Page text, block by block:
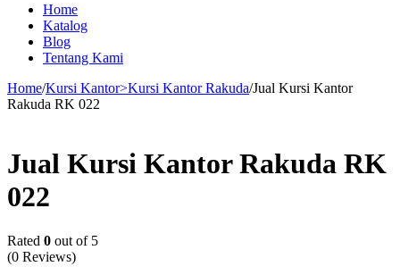
Home
Katalog
Blog
Tentang Kami
Home/Kursi Kantor>Kursi Kantor Rakuda/Jual Kursi Kantor
Rakuda RK 022
Jual Kursi Kantor Rakuda RK
022
Rated 0 out of 5
(0 Reviews)